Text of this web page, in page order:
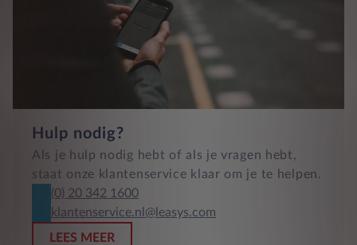
Hulp nodig?
Als je hulp nodig hebt of als je vragen hebt,
staat onze klantenservice klaar om je te helpen.
(0) 20 342 1600
klantenservice.nl@leasys.com
LEES MEER